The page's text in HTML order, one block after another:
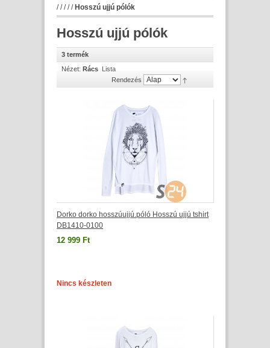
///// Hosszú ujjú pólók
Hosszú ujjú pólók
3 termék
Nézet: Rács Lista
Rendezés
Dorko dorko hosszúujjú.póló Hosszú ujjú tshirt
DB1410-0100
12 999 Ft
Nincs készleten